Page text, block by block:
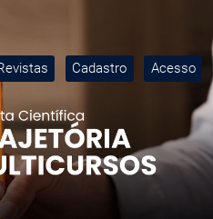
principal
Cadastro Acesso